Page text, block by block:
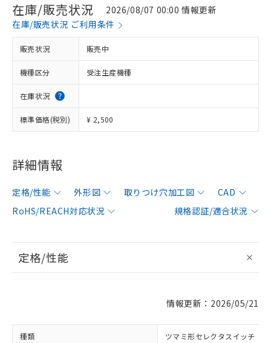
在庫/販売状況
2026/08/07 00:00 情報更新
在庫/販売状況 ご利用条件
販売状況 販売中
機種区分 受注生産機種
在庫状況
標準価格(税別) ¥ 2,500
詳細情報
定格/性能 外形図 取りつけ穴加工図
CAD
RoHS/REACH対応状況
規格認証/適合状況
定格/性能
情報更新：2026/05/21
種類 ツマミ形セレクタスイッチ